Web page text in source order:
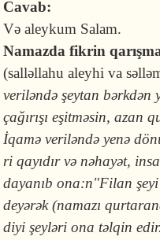
Cavab:
Və aleykum Salam.
Namazda fikrin
(salləllahu aleyhi va
ve­ri­ləndə şeytan
çağırışı eşitməsin, azan
İqamə veriləndə yenə
ri qayıdır və nəhayət,
dayanıb ona:n"Filan
deyərək (namazı
diyi şeyləri ona təlqin